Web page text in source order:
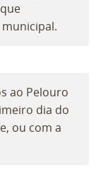
ao Pelouro
dia do
ou com a